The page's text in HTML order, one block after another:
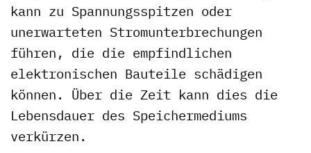
kann zu Spannungsspitzen oder
unerwarteten Stromunterbrechungen
führen, die die empfindlichen
elektronischen Bauteile schädigen
können. Über die Zeit kann dies die
Lebensdauer des Speichermediums
verkürzen.